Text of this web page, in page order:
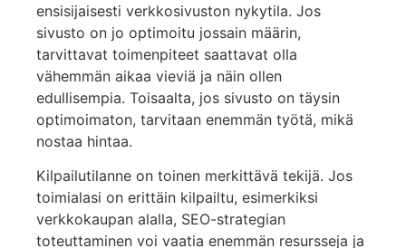
ensisijaisesti verkkosivuston nykytila. Jos
sivusto on jo optimoitu jossain määrin,
tarvittavat toimenpiteet saattavat olla
vähemmän aikaa vieviä ja näin ollen
edullisempia. Toisaalta, jos sivusto on täysin
optimoimaton, tarvitaan enemmän työtä, mikä
nostaa hintaa.
Kilpailutilanne on toinen merkittävä tekijä. Jos
toimialasi on erittäin kilpailtu, esimerkiksi
verkkokaupan alalla, SEO-strategian
toteuttaminen voi vaatia enemmän resursseja ja